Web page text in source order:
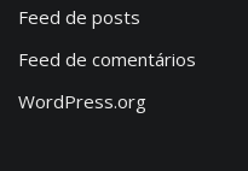
Feed de posts
Feed de comentários
WordPress.org